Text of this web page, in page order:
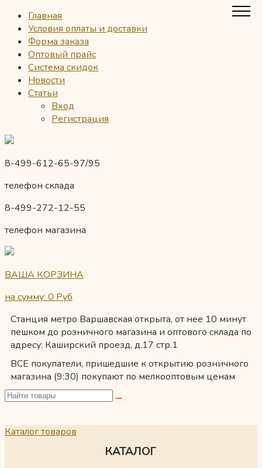
Главная
Условия оплаты и доставки
Форма заказа
Оптовый прайс
Система скидок
Новости
Статьи
Вход
Регистрация
8-499-612-65-97/95
телефон склада
8-499-272-12-55
телефон магазина
ВАША КОРЗИНА
на сумму: 0 Руб
Станция метро Варшавская открыта, от нее 10 минут
пешком до розничного магазина и оптового склада по
адресу: Каширский проезд, д.17 стр.1
ВСЕ покупатели, пришедшие к открытию розничного
магазина (9:30) покупают по мелкооптовым ценам
Каталог товаров
КАТАЛОГ